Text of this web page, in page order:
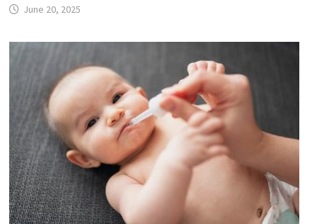
June 20, 2025